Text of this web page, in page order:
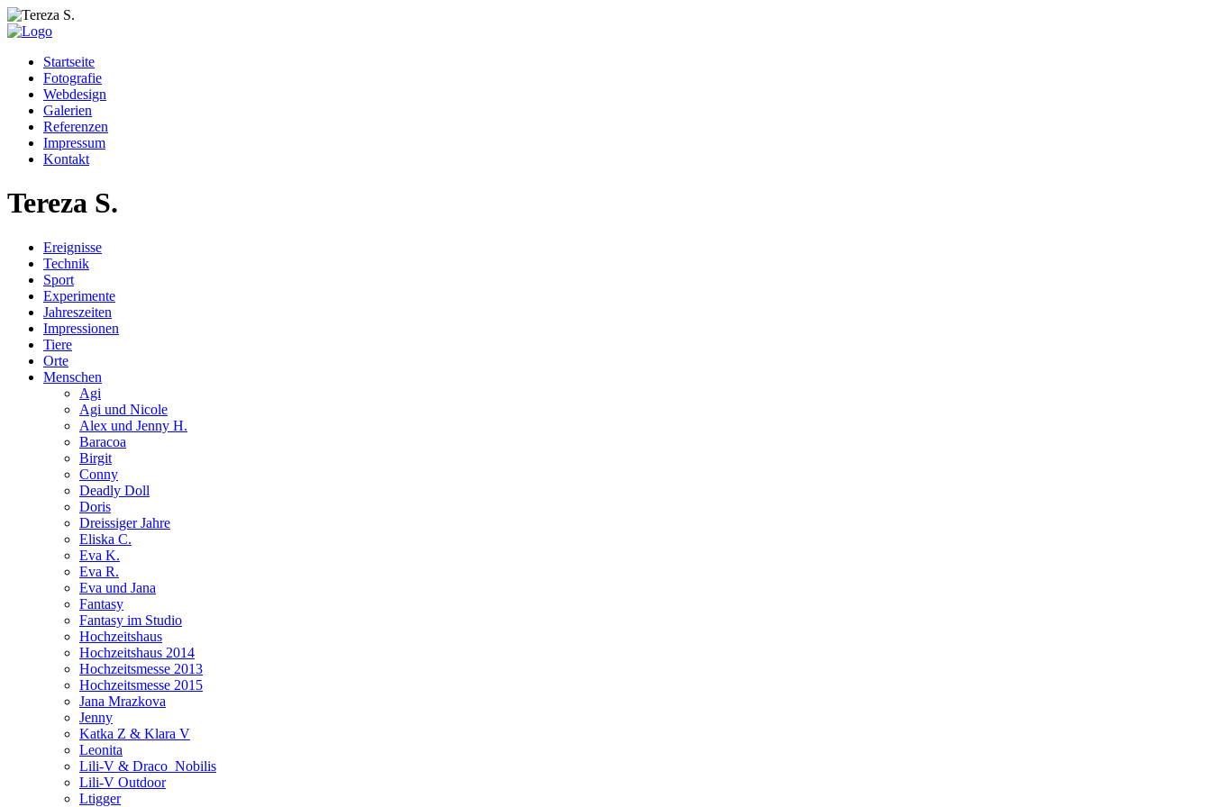
Startseite
Fotografie
Webdesign
Galerien
Referenzen
Impressum
Kontakt
Tereza S.
Ereignisse
Technik
Sport
Experimente
Jahreszeiten
Impressionen
Tiere
Orte
Menschen
Agi
Agi und Nicole
Alex und Jenny H.
Baracoa
Birgit
Conny
Deadly Doll
Doris
Dreissiger Jahre
Eliska C.
Eva K.
Eva R.
Eva und Jana
Fantasy
Fantasy im Studio
Hochzeitshaus
Hochzeitshaus 2014
Hochzeitsmesse 2013
Hochzeitsmesse 2015
Jana Mrazkova
Jenny
Katka Z & Klara V
Leonita
Lili-V & Draco_Nobilis
Lili-V Outdoor
Ltigger